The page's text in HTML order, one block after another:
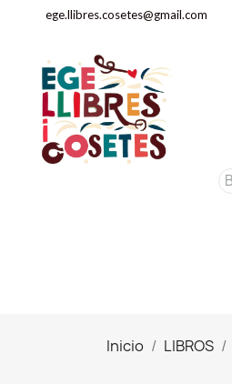
ege.llibres.cosetes@gmail.com
Inicio LIBROS